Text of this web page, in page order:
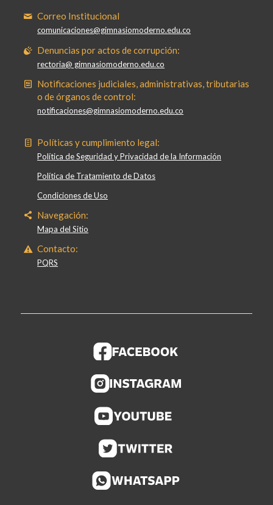
Correo Institucional
comunicaciones@gimnasiomoderno.edu.co
Denuncias por actos de corrupción:
rectoria@ gimnasiomoderno.edu.co
Notificaciones judiciales, administrativas, tributarias
o de órganos de control:
notificaciones@gimnasiomoderno.edu.co
Políticas y cumplimiento legal:
Política de Seguridad y Privacidad de la Información
Política de Tratamiento de Datos
Condiciones de Uso
Navegación:
Mapa del Sitio
Contacto:
PQRS